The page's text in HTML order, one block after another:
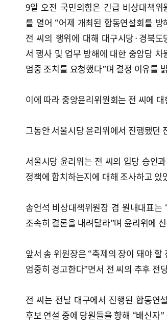
9일 오전 국민의힘은 긴급 비상대책위
를 열어 “어제 개최된 합동연설회를 방
전 씨의 행위에 대해 대구시당·경북도
서 행사 및 업무 방해에 대한 중앙당 차
엄중 조치를 요청했다”며 결정 이유를
이에 따라 중앙윤리위원회는 전 씨에
그동안 서울시당 윤리위에서 진행됐던
서울시당 윤리위는 전 씨의 입당 승인
정책에 합치하는지에 대해 조사하고 있
송언석 비상대책위원장 겸 원내대표
조속히 결론을 내려달라”며 윤리위에
앞서 송 위원장은 “축제의 장이 돼야
엄중히 경고한다”면서 전 씨의 추후 전
전 씨는 전날 대구에서 진행된 합동연
후보 연설 중에 당원들을 향해 “배신자